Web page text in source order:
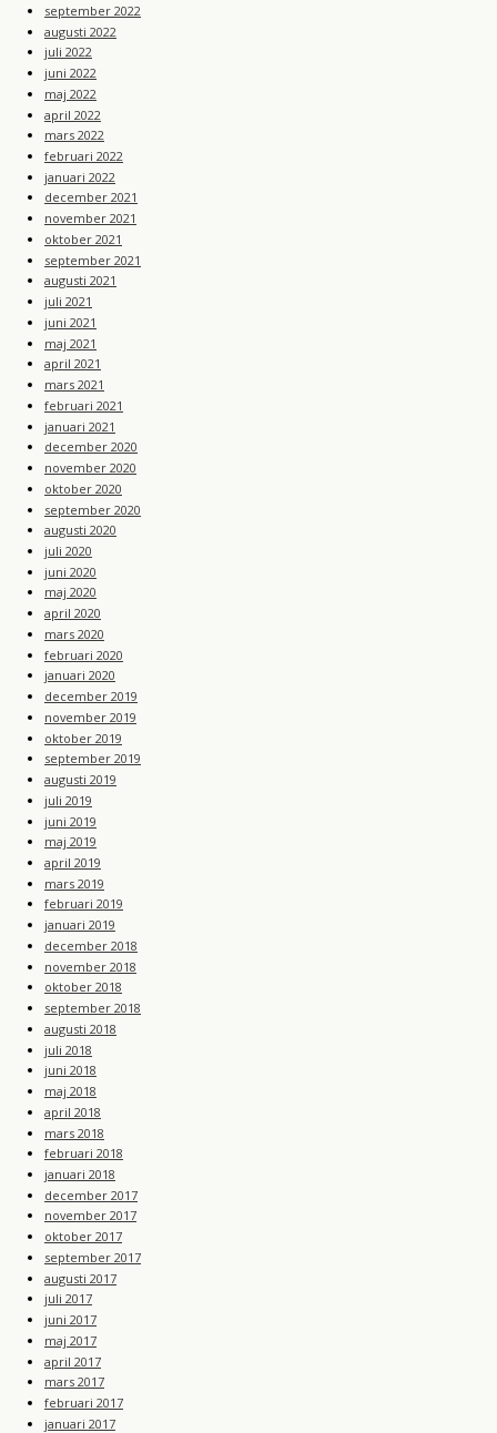
september 2022
augusti 2022
juli 2022
juni 2022
maj 2022
april 2022
mars 2022
februari 2022
januari 2022
december 2021
november 2021
oktober 2021
september 2021
augusti 2021
juli 2021
juni 2021
maj 2021
april 2021
mars 2021
februari 2021
januari 2021
december 2020
november 2020
oktober 2020
september 2020
augusti 2020
juli 2020
juni 2020
maj 2020
april 2020
mars 2020
februari 2020
januari 2020
december 2019
november 2019
oktober 2019
september 2019
augusti 2019
juli 2019
juni 2019
maj 2019
april 2019
mars 2019
februari 2019
januari 2019
december 2018
november 2018
oktober 2018
september 2018
augusti 2018
juli 2018
juni 2018
maj 2018
april 2018
mars 2018
februari 2018
januari 2018
december 2017
november 2017
oktober 2017
september 2017
augusti 2017
juli 2017
juni 2017
maj 2017
april 2017
mars 2017
februari 2017
januari 2017